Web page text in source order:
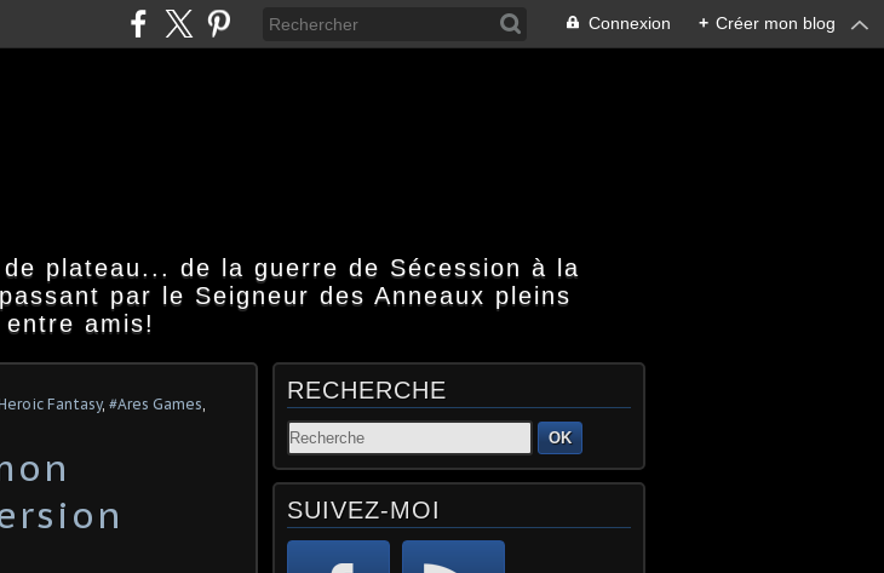
Connexion + Créer mon blog
plateau... de la guerre de Sécession à la
par le Seigneur des Anneaux pleins
amis!
Fantasy, #Ares Games,
RECHERCHE
OK
SUIVEZ-MOI